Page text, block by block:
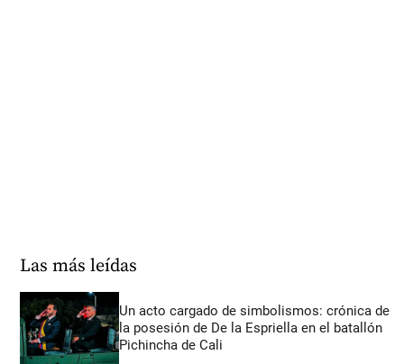
Las más leídas
Un acto cargado de simbolismos: crónica de
la posesión de De la Espriella en el batallón
Pichincha de Cali